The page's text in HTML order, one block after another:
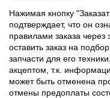
Нажимая кнопку
подтверждает, что он
правилами заказа через
оставить заказ на
запчасти для его
акцептом, т.к.
может быть отменена
отмены предоплаты